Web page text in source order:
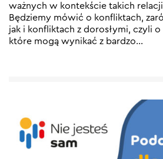
ważnych w kontekście takich
Będziemy mówić o konfliktach,
jak i konfliktach z dorosłymi, czyli
które mogą wynikać z bardzo…